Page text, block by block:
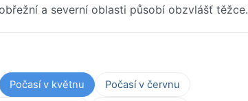
a severní oblasti působí obzvlášť těžce.
Počasí v květnu
Počasí v červnu